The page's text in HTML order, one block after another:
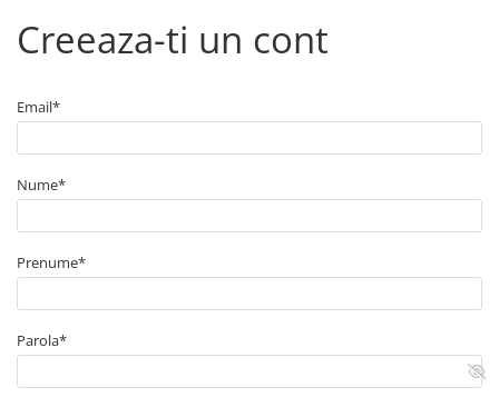
■ Odorizanti auto
■ Lampi camioane
■ Carlige remorcare
■ Accesorii vehicule electrice
■ Scule de mana
■ Vulcanizare
■ Sistem AC
■ Bancuri de scule
Creeaza-ti un cont
Email*
Nume*
Prenume*
Parola*